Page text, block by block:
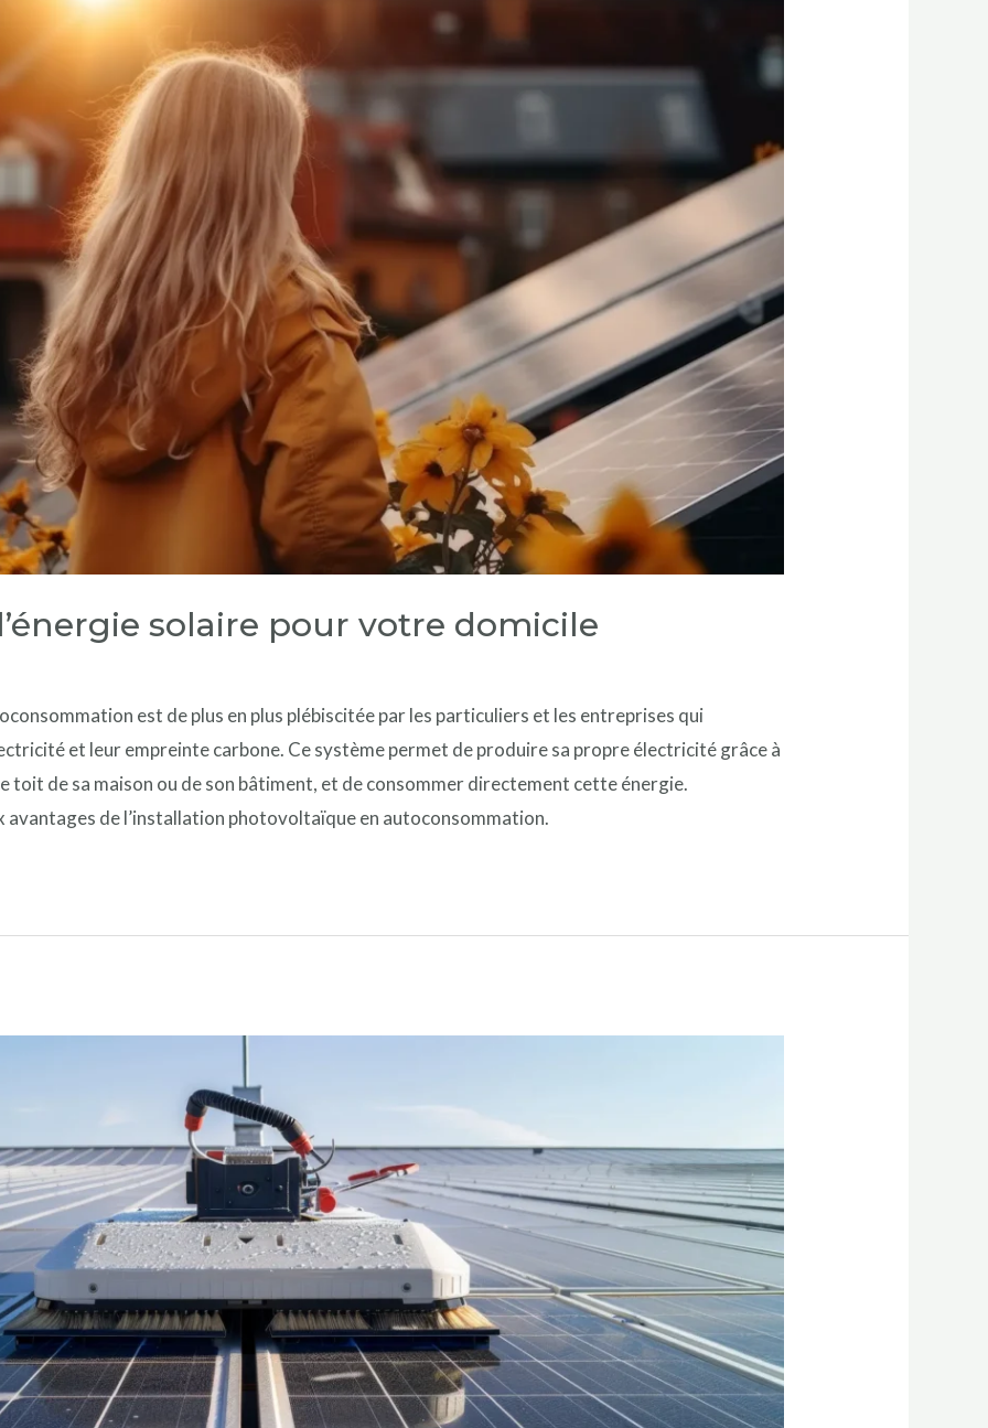
solaire pour votre domicile
est de plus en plus plébiscitée par les particuliers et les entreprises qui
et leur empreinte carbone. Ce système permet de produire sa propre électricité grâce à
toit de sa maison ou de son bâtiment, et de consommer directement cette énergie.
avantages de l’installation photovoltaïque en autoconsommation.